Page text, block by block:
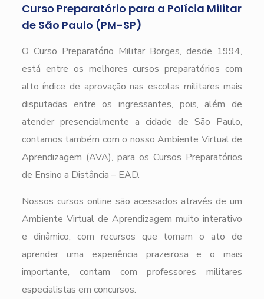
Curso Preparatório para a Polícia Militar
de São Paulo (PM-SP)
O Curso Preparatório Militar Borges, desde 1994,
está entre os melhores cursos preparatórios com
alto índice de aprovação nas escolas militares mais
disputadas entre os ingressantes, pois, além de
atender presencialmente a cidade de São Paulo,
contamos também com o nosso Ambiente Virtual de
Aprendizagem (AVA), para os Cursos Preparatórios
de Ensino a Distância – EAD.
Nossos cursos online são acessados através de um
Ambiente Virtual de Aprendizagem muito interativo
e dinâmico, com recursos que tornam o ato de
aprender uma experiência prazeirosa e o mais
importante, contam com professores militares
especialistas em concursos.